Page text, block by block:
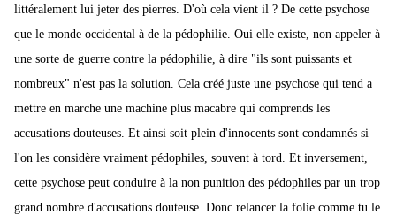
littéralement lui jeter des pierres. D'où cela vient il ? De cette psychose
que le monde occidental à de la pédophilie. Oui elle existe, non appeler à
une sorte de guerre contre la pédophilie, à dire "ils sont puissants et
nombreux" n'est pas la solution. Cela créé juste une psychose qui tend a
mettre en marche une machine plus macabre qui comprends les
accusations douteuses. Et ainsi soit plein d'innocents sont condamnés si
l'on les considère vraiment pédophiles, souvent à tord. Et inversement,
cette psychose peut conduire à la non punition des pédophiles par un trop
grand nombre d'accusations douteuse. Donc relancer la folie comme tu le